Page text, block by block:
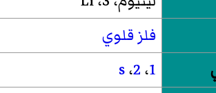
فلز قلوي
1، 2،s